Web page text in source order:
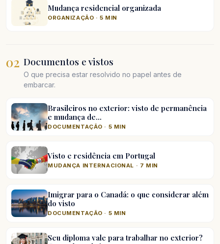
Mudança residencial organizada
ORGANIZAÇÃO · 5 MIN
02 Documentos e vistos
O que precisa estar resolvido no papel antes de
embarcar.
Brasileiros no exterior: visto de permanência
e mudança de…
DOCUMENTAÇÃO · 5 MIN
Visto e residência em Portugal
MUDANÇA INTERNACIONAL · 7 MIN
Imigrar para o Canadá: o que considerar além
do visto
DOCUMENTAÇÃO · 5 MIN
Seu diploma vale para trabalhar no exterior?